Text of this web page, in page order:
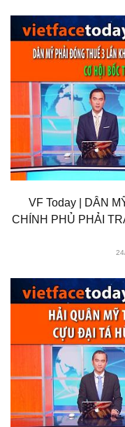
VF Today | DÂN
CHÍNH PHỦ PHẢI